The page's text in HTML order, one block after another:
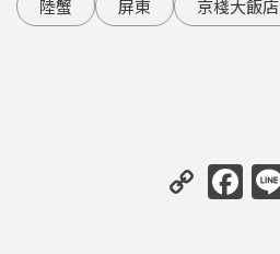
陸蟹 屏東 京棧大飯店
C
o
F
a